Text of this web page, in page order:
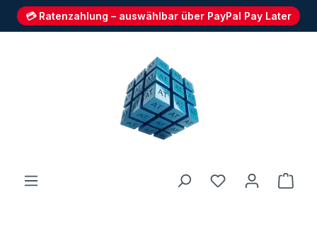
💳 Ratenzahlung – auswählbar über PayPal Pay Later
Du hast 0